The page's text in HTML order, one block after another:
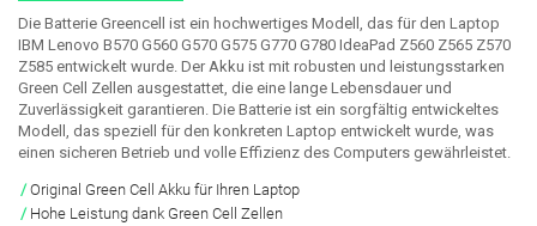
Die Batterie Greencell ist ein hochwertiges Modell, das für den Laptop
IBM Lenovo B570 G560 G570 G575 G770 G780 IdeaPad Z560 Z565 Z570
Z585 entwickelt wurde. Der Akku ist mit robusten und leistungsstarken
Green Cell Zellen ausgestattet, die eine lange Lebensdauer und
Zuverlässigkeit garantieren. Die Batterie ist ein sorgfältig entwickeltes
Modell, das speziell für den konkreten Laptop entwickelt wurde, was
einen sicheren Betrieb und volle Effizienz des Computers gewährleistet.
Original Green Cell Akku für Ihren Laptop
Hohe Leistung dank Green Cell Zellen